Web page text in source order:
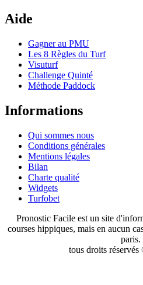
Aide
Gagner au PMU
Les 8 Règles du Turf
Visuturf
Challenge Quinté
Méthode Paddock
Informations
Qui sommes nous
Conditions générales
Mentions légales
Bilan
Charte qualité
Widgets
Turfobet
Pronostic Facile est un site
courses hippiques, mais en aucun
paris.
tous droits